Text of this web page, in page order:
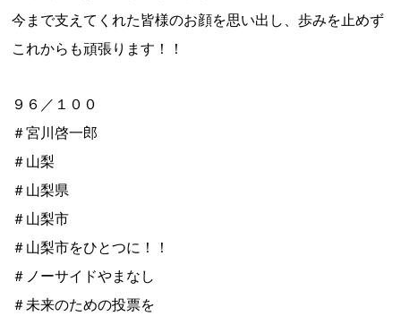
今まで支えてくれた皆様のお顔を思い出し、歩みを止めず
これからも頑張ります！！
９６／１００
＃宮川啓一郎
＃山梨
＃山梨県
＃山梨市
＃山梨市をひとつに！！
＃ノーサイドやまなし
＃未来のための投票を